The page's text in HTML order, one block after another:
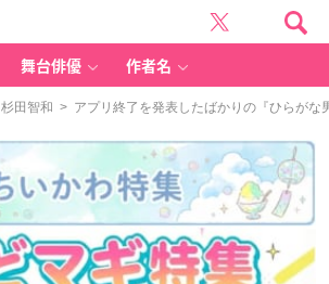
舞台俳優 作者名
杉田智和 > アプリ終了を発表したばかりの『ひらがな